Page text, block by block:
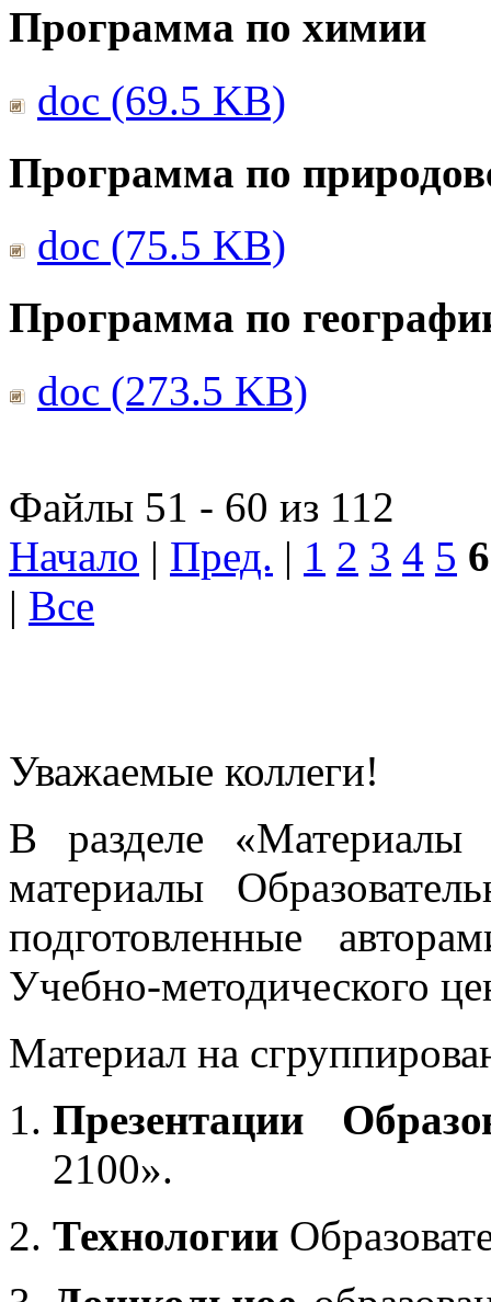
Программа по химии
doc (69.5 KB)
Программа по
doc (75.5 KB)
Программа по
doc (273.5 KB)
Файлы 51 - 60 из 112
Начало | Пред. | 1 2 3 4 5 6
| Все
Уважаемые коллеги!
В разделе «Материалы
материалы
подготовленные
Учебно-методического
Материал на
Презентации
2100».
Технологии